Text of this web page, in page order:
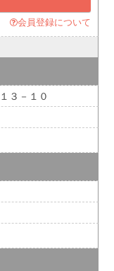
会員登録について
３－１０